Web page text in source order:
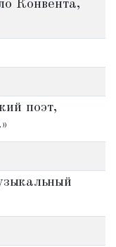
Конвента,
поэт,